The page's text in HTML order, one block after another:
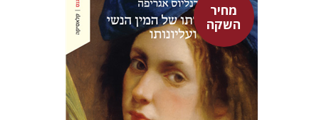
מחיר
השקה
היינריך קורנליוס אגריפה
אבנר בן-זקן
נתן רון